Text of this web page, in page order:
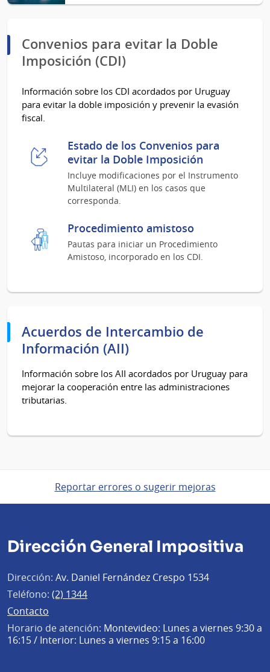
Convenios para evitar la Doble
Imposición (CDI)
Información sobre los CDI acordados por Uruguay
para evitar la doble imposición y prevenir la evasión
fiscal.
Estado de los Convenios para
evitar la Doble Imposición
Incluye modificaciones por el Instrumento
Multilateral (MLI) en los casos que
corresponda.
Procedimiento amistoso
Pautas para iniciar un Procedimiento
Amistoso, incorporado en los CDI.
Acuerdos de Intercambio de
Información (AII)
Información sobre los AII acordados por Uruguay para
mejorar la cooperación entre las administraciones
tributarias.
Reportar errores o sugerir mejoras
Dirección General Impositiva
Dirección: Av. Daniel Fernández Crespo 1534
Teléfono: (2) 1344
Contacto
Horario de atención: Montevideo: Lunes a viernes 9:30 a
16:15 / Interior: Lunes a viernes 9:15 a 16:00